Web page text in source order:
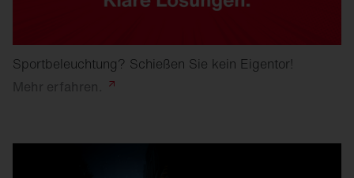
Sportbeleuchtung? Schießen Sie kein Eigentor!
Mehr erfahren.